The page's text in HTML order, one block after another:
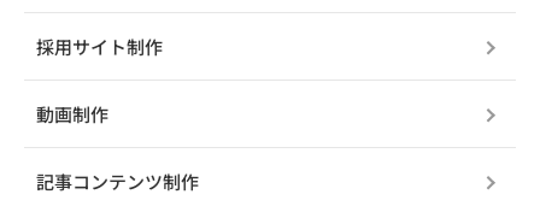
採用サイト制作
動画制作
記事コンテンツ制作